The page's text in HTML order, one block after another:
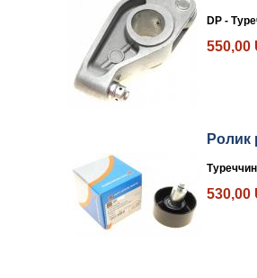
DP -
550,00
Ролик
530,00